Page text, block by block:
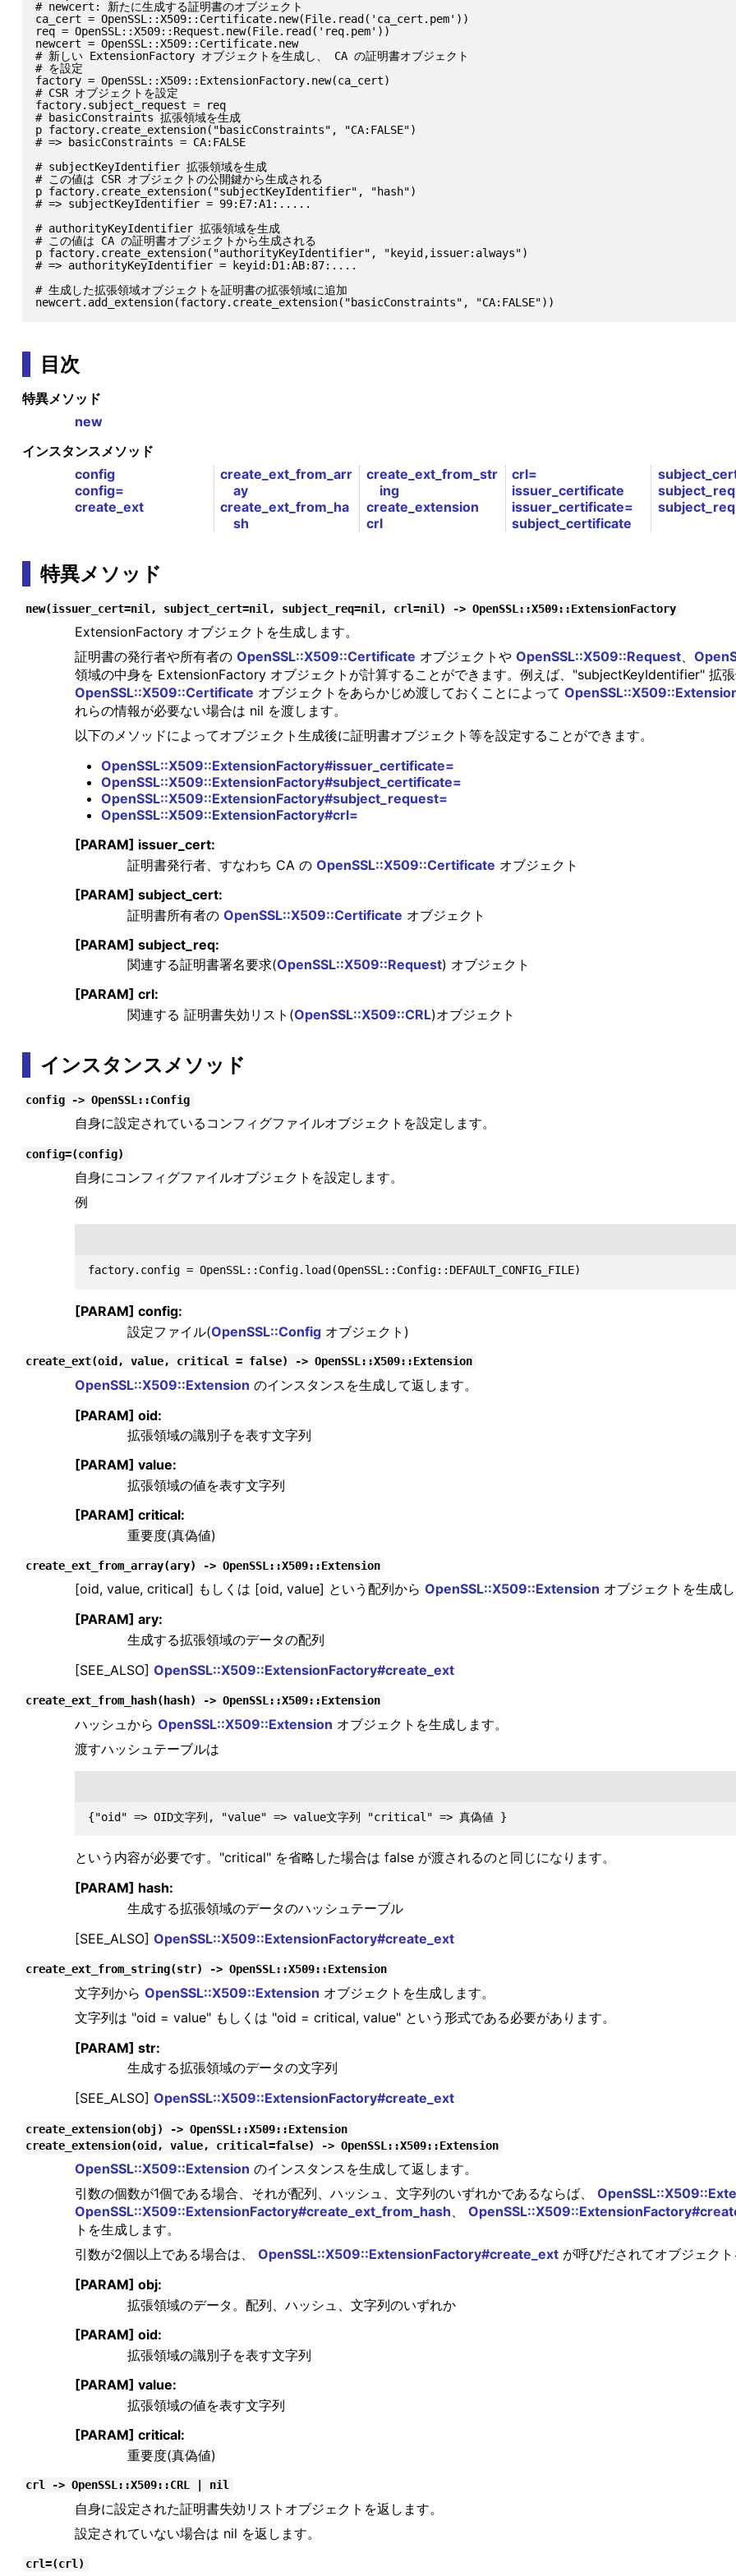
# newcert: 新たに生成する証明書のオブジェクト
ca_cert = OpenSSL::X509::Certificate.new(File.read('ca_cert.pem'))
req = OpenSSL::X509::Request.new(File.read('req.pem'))
newcert = OpenSSL::X509::Certificate.new
# 新しい ExtensionFactory オブジェクトを生成し、 CA の証明書オブジェクト
# を設定
factory = OpenSSL::X509::ExtensionFactory.new(ca_cert)
# CSR オブジェクトを設定
factory.subject_request = req
# basicConstraints 拡張領域を生成
p factory.create_extension("basicConstraints", "CA:FALSE")
# => basicConstraints = CA:FALSE
# subjectKeyIdentifier 拡張領域を生成
# この値は CSR オブジェクトの公開鍵から生成される
p factory.create_extension("subjectKeyIdentifier", "hash")
# => subjectKeyIdentifier = 99:E7:A1:.....
# authorityKeyIdentifier 拡張領域を生成
# この値は CA の証明書オブジェクトから生成される
p factory.create_extension("authorityKeyIdentifier", "keyid,issuer:always")
# => authorityKeyIdentifier = keyid:D1:AB:87:....
# 生成した拡張領域オブジェクトを証明書の拡張領域に追加
目次
特異メソッド
new
インスタンスメソッド
config
config=
create_ext
create_ext_from_arr
ay
create_ext_from_ha
sh
create_ext_from_str
ing
create_extension
crl
crl=
issuer_certificate
issuer_certificate=
subject_certificate
特異メソッド
new(issuer_cert=nil, subject_cert=nil, subject_req=nil, crl=nil) -> OpenSSL::X509::ExtensionFactory
ExtensionFactory オブジェクトを生成します。
証明書の発行者や所有者の OpenSSL::X509::Certificate オブジェクトや OpenSSL::X509::Request、
領域の中身を ExtensionFactory オブジェクトが計算することができます。例えば、"subjectKeyIdentifier" 拡張
OpenSSL::X509::Certificate オブジェクトをあらかじめ渡しておくことによって
れらの情報が必要ない場合は nil を渡します。
以下のメソッドによってオブジェクト生成後に証明書オブジェクト等を設定することができます。
OpenSSL::X509::ExtensionFactory#issuer_certificate=
OpenSSL::X509::ExtensionFactory#subject_certificate=
OpenSSL::X509::ExtensionFactory#subject_request=
OpenSSL::X509::ExtensionFactory#crl=
[PARAM] issuer_cert:
証明書発行者、すなわち CA の OpenSSL::X509::Certificate オブジェクト
[PARAM] subject_cert:
証明書所有者の OpenSSL::X509::Certificate オブジェクト
[PARAM] subject_req:
関連する証明書署名要求(OpenSSL::X509::Request) オブジェクト
[PARAM] crl:
関連する 証明書失効リスト(OpenSSL::X509::CRL)オブジェクト
インスタンスメソッド
config -> OpenSSL::Config
自身に設定されているコンフィグファイルオブジェクトを設定します。
config=(config)
自身にコンフィグファイルオブジェクトを設定します。
例
[PARAM] config:
設定ファイル(OpenSSL::Configオブジェクト)
create_ext(oid, value, critical = false) -> OpenSSL::X509::Extension
OpenSSL::X509::Extension のインスタンスを生成して返します。
[PARAM] oid:
拡張領域の識別子を表す文字列
[PARAM] value:
拡張領域の値を表す文字列
[PARAM] critical:
重要度(真偽値)
create_ext_from_array(ary) -> OpenSSL::X509::Extension
[oid, value, critical] もしくは [oid, value] という配列から OpenSSL::X509::Extension オブジェクトを生成し
[PARAM] ary:
生成する拡張領域のデータの配列
[SEE_ALSO] OpenSSL::X509::ExtensionFactory#create_ext
create_ext_from_hash(hash) -> OpenSSL::X509::Extension
ハッシュから OpenSSL::X509::Extension オブジェクトを生成します。
渡すハッシュテーブルは
という内容が必要です。"critical" を省略した場合は false が渡されるのと同じになります。
[PARAM] hash:
生成する拡張領域のデータのハッシュテーブル
[SEE_ALSO] OpenSSL::X509::ExtensionFactory#create_ext
create_ext_from_string(str) -> OpenSSL::X509::Extension
文字列から OpenSSL::X509::Extension オブジェクトを生成します。
文字列は "oid = value" もしくは "oid = critical, value" という形式である必要があります。
[PARAM] str:
生成する拡張領域のデータの文字列
[SEE_ALSO] OpenSSL::X509::ExtensionFactory#create_ext
create_extension(obj) -> OpenSSL::X509::Extension
create_extension(oid, value, critical=false) -> OpenSSL::X509::Extension
OpenSSL::X509::Extension のインスタンスを生成して返します。
引数の個数が1個である場合、それが配列、ハッシュ、文字列のいずれかであるならば、
OpenSSL::X509::ExtensionFactory#create_ext_from_hash、
トを生成します。
引数が2個以上である場合は、 OpenSSL::X509::ExtensionFactory#create_extが呼びだされてオブジェクト
[PARAM] obj:
拡張領域のデータ。配列、ハッシュ、文字列のいずれか
[PARAM] oid:
拡張領域の識別子を表す文字列
[PARAM] value:
拡張領域の値を表す文字列
[PARAM] critical:
重要度(真偽値)
crl -> OpenSSL::X509::CRL | nil
自身に設定された証明書失効リストオブジェクトを返します。
設定されていない場合は nil を返します。
crl=(crl)